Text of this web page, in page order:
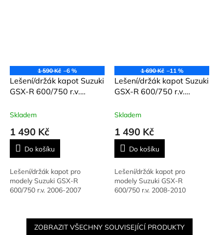
1 590 Kč –6 %
Lešení/držák kapot Suzuki
GSX-R 600/750 r.v.
Skladem
1 490 Kč
Do košíku
Lešení/držák kapot pro
modely Suzuki GSX-R
600/750 r.v. 2006-2007
1 690 Kč –11 %
Lešení/držák kapot Suzuki
GSX-R 600/750 r.v.
Skladem
1 490 Kč
Do košíku
Lešení/držák kapot pro
modely Suzuki GSX-R
600/750 r.v. 2008-2010
ZOBRAZIT VŠECHNY SOUVISEJÍCÍ PRODUKTY